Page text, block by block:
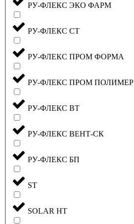
РУ-ФЛЕКС ЭКО ФАРМ
РУ-ФЛЕКС СТ
РУ-ФЛЕКС ПРОМ ФОРМА
РУ-ФЛЕКС ПРОМ ПОЛИМЕР
РУ-ФЛЕКС ВТ
РУ-ФЛЕКС ВЕНТ-СК
РУ-ФЛЕКС БП
ST
SOLAR HT